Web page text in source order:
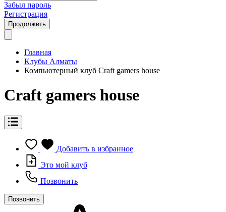
Забыл пароль
Регистрация
Продолжить
Главная
Клубы Алматы
Компьютерный клуб Craft gamers house
Craft gamers house
Добавить в избранное
Это мой клуб
Позвонить
Позвонить